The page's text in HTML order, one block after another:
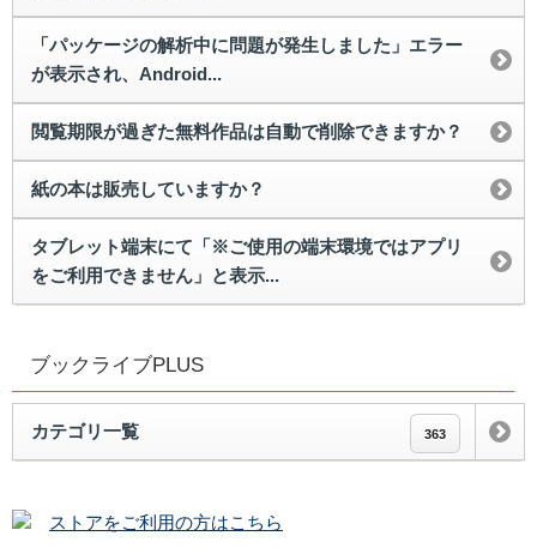
「パッケージの解析中に問題が発生しました」エラー
が表示され、Android...
閲覧期限が過ぎた無料作品は自動で削除できますか？
紙の本は販売していますか？
タブレット端末にて「※ご使用の端末環境ではアプリ
をご利用できません」と表示...
ブックライブPLUS
カテゴリ一覧 363
ストアをご利用の方はこちら